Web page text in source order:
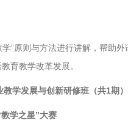
”原则与方法进行讲解，帮助
育教学改革发展。
学发展与创新研修班（共1期）
学之星”大赛